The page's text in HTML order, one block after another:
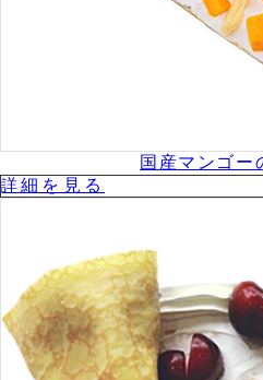
国産マンゴー
詳細を⾒る